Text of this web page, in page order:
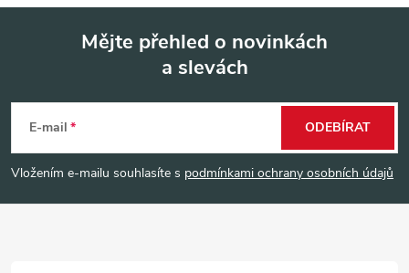
p
a
Mějte přehled o novinkách
a slevách
E-mail
Vložením e-mailu souhlasíte s podmínkami ochrany osobních údajů
ODEBÍRAT